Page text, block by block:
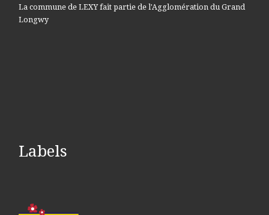
La commune de LEXY fait partie de l'Agglomération du Grand
Longwy
Labels